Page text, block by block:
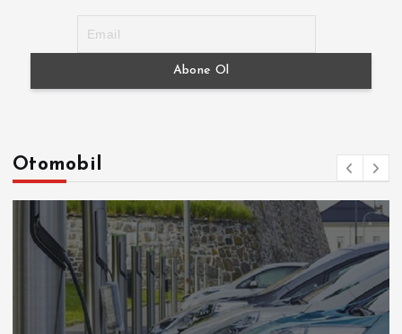
Otomobil